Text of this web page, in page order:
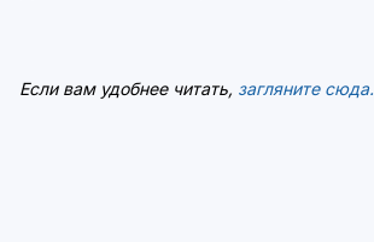
Если вам удобнее читать, загляните сюда.